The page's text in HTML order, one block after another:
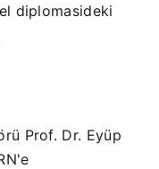
diplomasideki
Prof. Dr. Eyüp